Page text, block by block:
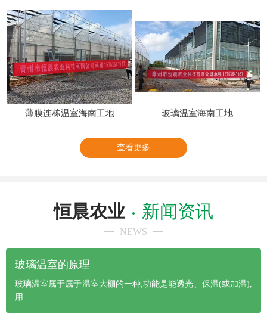
薄膜连栋温室海南工地 玻璃温室海南工地
查看更多
恒晨农业 新闻资讯
NEWS
玻璃温室的原理
玻璃温室属于属于温室大棚的一种,功能是能透光、保温(或加温),
用